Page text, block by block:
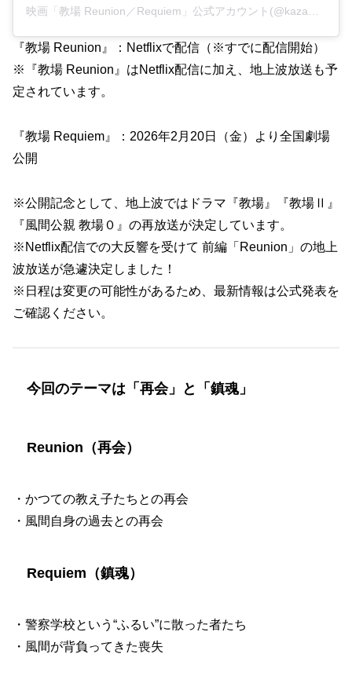
映画「教場 Reunion／Requiem」公式アカウント(@kazamakyojo)がシェアした投稿
『教場 Reunion』：Netflixで配信（※すでに配信開始）
※『教場 Reunion』はNetflix配信に加え、地上波放送も予
定されています。
『教場 Requiem』：2026年2月20日（金）より全国劇場
公開
※公開記念として、地上波ではドラマ『教場』『教場Ⅱ』
『風間公親 教場０』の再放送が決定しています。
※Netflix配信での大反響を受けて 前編「Reunion」の地上
波放送が急遽決定しました！
※日程は変更の可能性があるため、最新情報は公式発表を
ご確認ください。
今回のテーマは「再会」と「鎮魂」
Reunion（再会）
・かつての教え子たちとの再会
・風間自身の過去との再会
Requiem（鎮魂）
・警察学校という“ふるい”に散った者たち
・風間が背負ってきた喪失